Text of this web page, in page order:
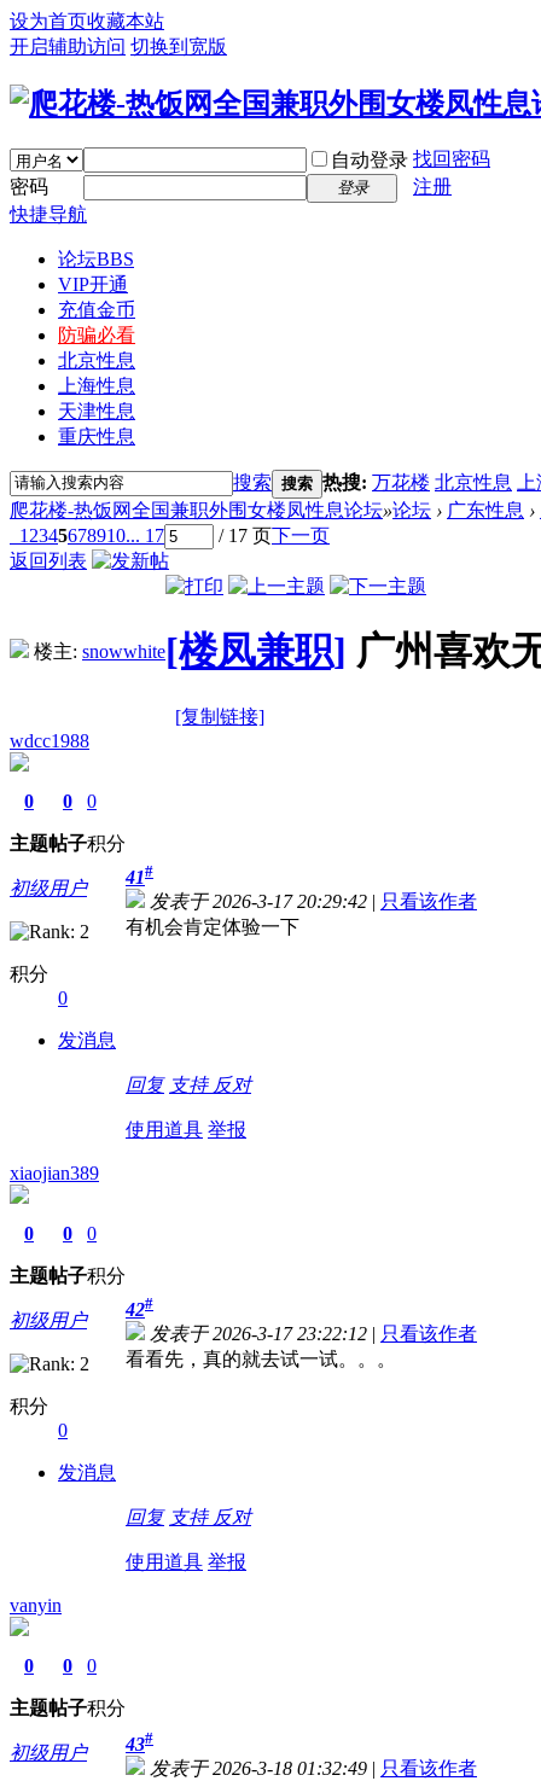
设为首页收藏本站
开启辅助访问 切换到宽版
自动登录 找回密码
密码
登录
注册
快捷导航
论坛BBS
VIP开通
充值金币
防骗必看
北京性息
上海性息
天津性息
重庆性息
搜索 搜索 热搜: 万花楼 北京性息
爬花楼-热饭网全国兼职外围女楼凤性息论坛»论坛 › 广东性息 ›
1 2345678910... 17 / 17 页下一页
返回列表
楼主: snowwhite[楼凤兼职] 广州喜欢
[复制链接]
wdcc1988
0
主题
0
帖子
0
积分
初级用户
积分
0
发消息
41#
发表于 2026-3-17 20:29:42 | 只看该作者
有机会肯定体验一下
回复 支持 反对
使用道具 举报
xiaojian389
0
主题
0
帖子
0
积分
初级用户
积分
0
发消息
42#
发表于 2026-3-17 23:22:12 | 只看该作者
看看先，真的就去试一试。。。
回复 支持 反对
使用道具 举报
vanyin
0
主题
0
帖子
0
积分
初级用户 43#
发表于 2026-3-18 01:32:49 | 只看该作者